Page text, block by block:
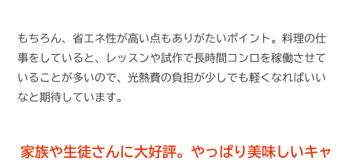
もちろん、省エネ性が高い点もありがたいポイント。料理の仕
事をしていると、レッスンや試作で長時間コンロを稼働させて
いることが多いので、光熱費の負担が少しでも軽くなればいい
なと期待しています。
家族や生徒さんに大好評。やっぱり美味しいキャ